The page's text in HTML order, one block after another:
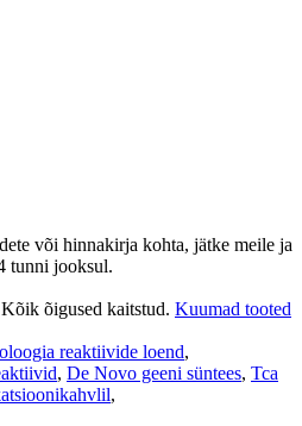
või hinnakirja kohta, jätke meile ja
tunni jooksul.
õigused kaitstud. Kuumad tooted
reaktiivide loend,
, De Novo geeni süntees, Tca
,